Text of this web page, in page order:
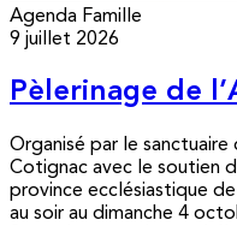
Agenda Famille
9 juillet 2026
Pèlerinage de
Organisé par le
Cotignac avec le soutien
province ecclésiastique
au soir au dimanche 4